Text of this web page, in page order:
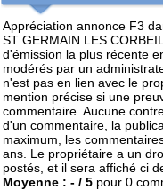
Appréciation annonce F3
ST GERMAIN LES CORBEIL
d'émission la plus récente
modérés par un
n'est pas en lien avec le
mention précise si une
commentaire. Aucune
d'un commentaire, la
maximum, les
ans. Le propriétaire a un
postés, et il sera affiché ci
Moyenne : - / 5 pour 0